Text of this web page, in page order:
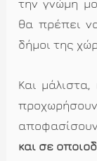
την γνώμη
θα πρέπει
δήμοι της
Και
και σε